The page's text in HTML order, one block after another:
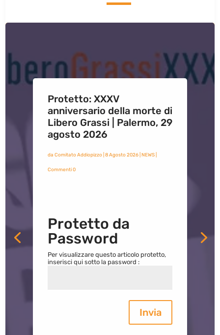
Protetto: XXXV
anniversario della morte di
Libero Grassi | Palermo, 29
agosto 2026
da Comitato Addiopizzo| 8 Agosto 2026| NEWS|
Commenti 0
Protetto da
Password
Per visualizzare questo articolo protetto,
inserisci qui sotto la password :
Invia